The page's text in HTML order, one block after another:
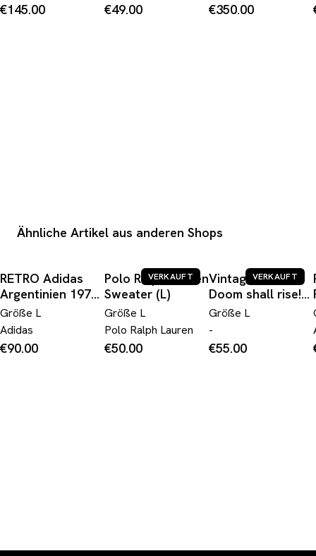
Weiß Schwarz L
€145.00
Germany Weiß L
€49.00
Made In West
€350.00
Ähnliche Artikel aus anderen Shops
RETRO Adidas
Argentinien 1978
Heim Trikot (L)
Größe L
Adidas
€90.00
VERKAUFT
Polo Ralph Lauren
Sweater (L)
Größe L
Polo Ralph Lauren
€50.00
VERKAUFT
Vintage 2003
Doom shall rise!
Festival
Größe L
-
€55.00